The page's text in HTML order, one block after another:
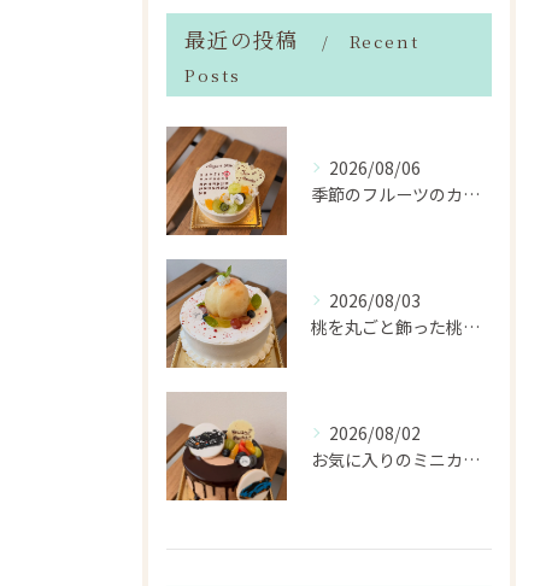
最近の投稿
Recent
Posts
2026/08/06
季節のフルーツのカレンダーケーキ
2026/08/03
桃を丸ごと飾った桃のホールケーキ（サンドも桃）
2026/08/02
お気に入りのミニカーのアイシングクッキーを飾ったデコレーショ...